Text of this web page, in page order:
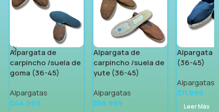
Alpargata de
carpincho /suela de
goma (36-45)
Alpargatas
$44.999
Alpargata de
carpincho /suela de
yute (36-45)
Alpargatas
$58.999
Alpargata
(36-45)
Alpargatas
$11.999
Leer Más